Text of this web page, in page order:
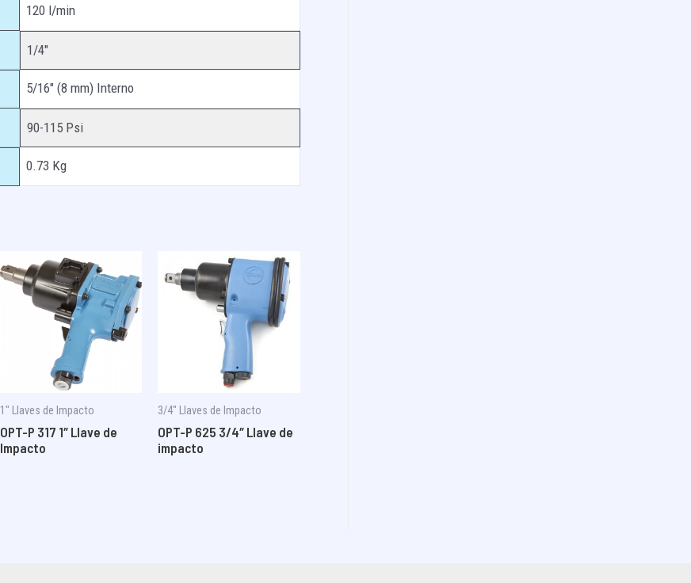
120 l/min
1/4″
5/16″ (8 mm) Interno
90-115 Psi
0.73 Kg
1″ Llaves de Impacto
OPT-P 317 1″ Llave de
Impacto
3/4" Llaves de Impacto
OPT-P 625 3/4″ Llave de
impacto